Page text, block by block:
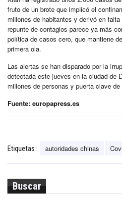
fruto de un brote que implicó el
millones de habitantes y derivó en
repunte de contagios parece ya más
política de casos cero, que mantiene
primera ola.
Las alertas se han disparado por la
detectada este jueves en la ciudad de
millones de personas y puerta clave
Fuente: europapress.es
Etiquetas : autoridades chinas
Buscar